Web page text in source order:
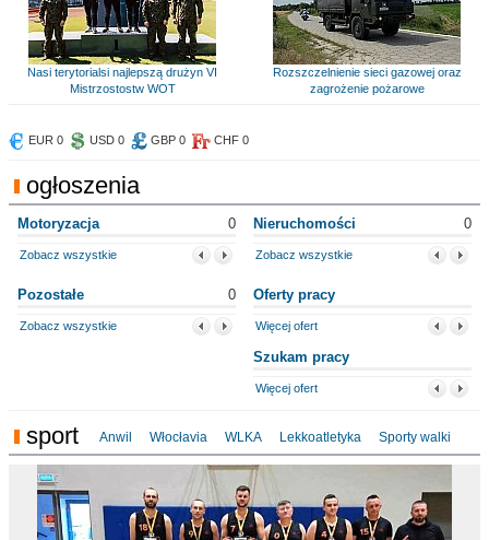
Nasi terytorialsi najlepszą drużyn VI
Mistrzostostw WOT
Rozszczelnienie sieci gazowej oraz
zagrożenie pożarowe
EUR 0 USD 0 GBP 0 CHF 0
ogłoszenia
Motoryzacja 0
Zobacz wszystkie
Nieruchomości 0
Zobacz wszystkie
Pozostałe 0
Zobacz wszystkie
Oferty pracy
Więcej ofert
Szukam pracy
Więcej ofert
sport Anwil Włocłavia WLKA Lekkoatletyka Sporty walki